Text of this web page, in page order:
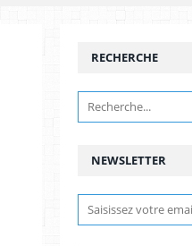
NEWSLETTER
RECHERCHE